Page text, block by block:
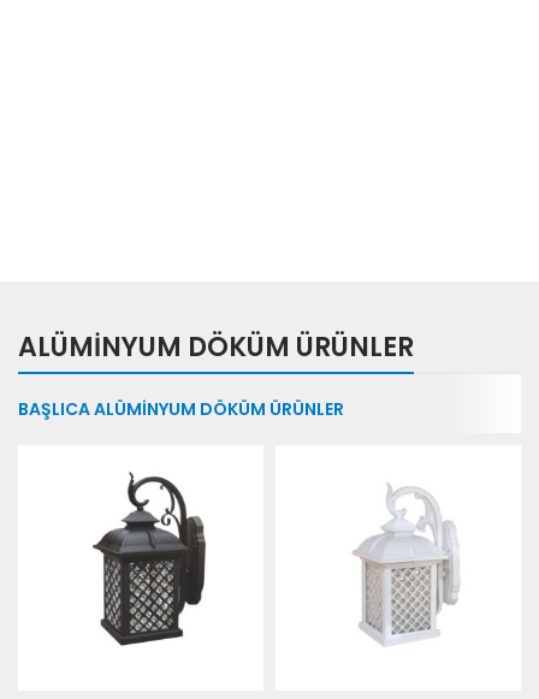
ALÜMINYUM DÖKÜM ÜRÜNLER
BAŞLICA ALÜMINYUM DÖKÜM ÜRÜNLER